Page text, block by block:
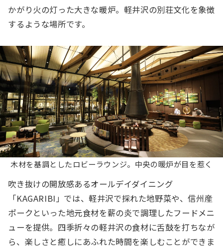
かがり火の灯った大きな暖炉。軽井沢の別荘文化を象徴
するような場所です。
⽊材を基調としたロビーラウンジ。中央の暖炉が⽬を惹く
吹き抜けの開放感あるオールデイダイニング
「KAGARIBI」では、軽井沢で採れた地野菜や、信州産
ポークといった地元食材を薪の炎で調理したフードメニ
ューを提供。四季折々の軽井沢の食材に舌鼓を打ちなが
ら、楽しさと癒しにあふれた時間を楽しむことができま